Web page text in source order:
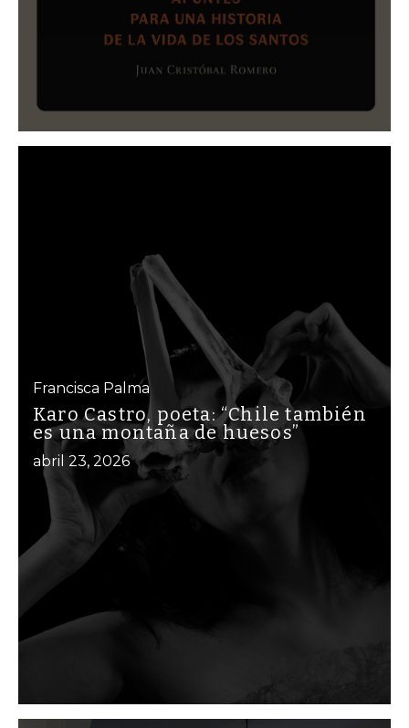
Francisca Palma
Karo Castro, poeta: “Chile también
es una montaña de huesos”
abril 23, 2026